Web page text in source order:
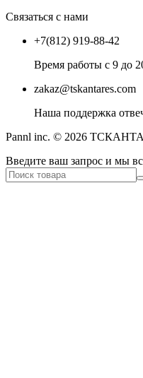
Связаться с нами
+7(812) 919-88-42
Время работы с 9 до
zakaz@tskantares.com
Наша поддержка
Pannl inc. © 2026
Введите ваш запрос и мы